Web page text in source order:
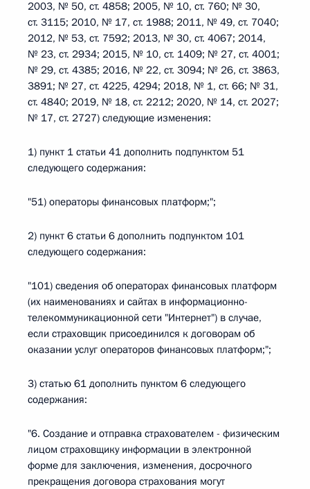
2003, № 50, ст. 4858; 2005, № 10, ст. 760; № 30,
ст. 3115; 2010, № 17, ст. 1988; 2011, № 49, ст. 7040;
2012, № 53, ст. 7592; 2013, № 30, ст. 4067; 2014,
№ 23, ст. 2934; 2015, № 10, ст. 1409; № 27, ст. 4001;
№ 29, ст. 4385; 2016, № 22, ст. 3094; № 26, ст. 3863,
3891; № 27, ст. 4225, 4294; 2018, № 1, ст. 66; № 31,
ст. 4840; 2019, № 18, ст. 2212; 2020, № 14, ст. 2027;
№ 17, ст. 2727) следующие изменения:
1) пункт 1 статьи 41 дополнить подпунктом 51
следующего содержания:
"51) операторы финансовых платформ;";
2) пункт 6 статьи 6 дополнить подпунктом 101
следующего содержания:
"101) сведения об операторах финансовых платформ
(их наименованиях и сайтах в информационно-
телекоммуникационной сети "Интернет") в случае,
если страховщик присоединился к договорам об
оказании услуг операторов финансовых платформ;";
3) статью 61 дополнить пунктом 6 следующего
содержания:
"6. Создание и отправка страхователем - физическим
лицом страховщику информации в электронной
форме для заключения, изменения, досрочного
прекращения договора страхования могут